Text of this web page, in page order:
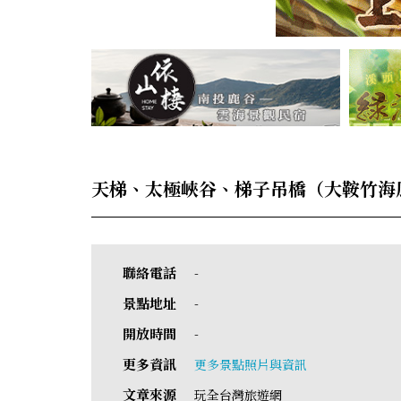
天梯、太極峽谷、梯子吊橋（大鞍竹
聯絡電話 -
景點地址 -
開放時間 -
更多資訊 更多景點照片與資訊
文章來源 玩全台灣旅遊網